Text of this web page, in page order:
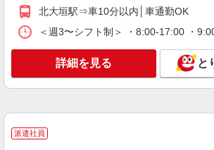
株式会社kotrio /●NG-H-1992404
個別ケア重視！高級シニ
ど＊大垣駅/日払いOK
大垣市
北大垣駅⇒車10分以内│車通勤OK
＜週3〜シフト制＞ ・8:00-17:00 ・
詳細を見る と
派遣社員